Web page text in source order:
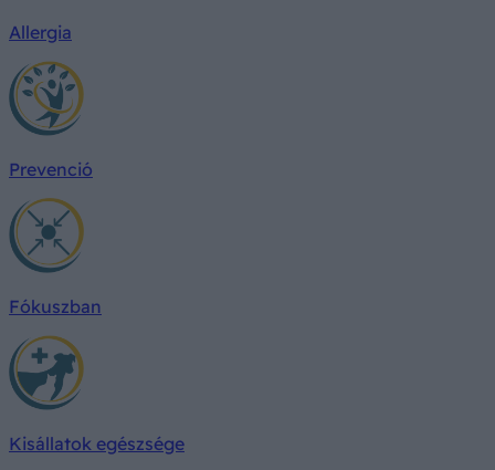
Allergia
Prevenció
Fókuszban
Kisállatok egészsége